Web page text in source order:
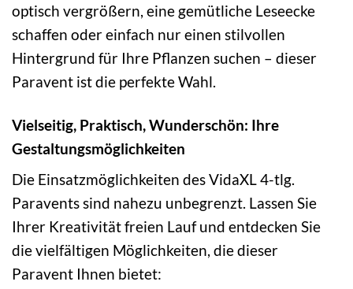
optisch vergrößern, eine gemütliche Leseecke
schaffen oder einfach nur einen stilvollen
Hintergrund für Ihre Pflanzen suchen – dieser
Paravent ist die perfekte Wahl.
Vielseitig, Praktisch, Wunderschön: Ihre
Gestaltungsmöglichkeiten
Die Einsatzmöglichkeiten des VidaXL 4-tlg.
Paravents sind nahezu unbegrenzt. Lassen Sie
Ihrer Kreativität freien Lauf und entdecken Sie
die vielfältigen Möglichkeiten, die dieser
Paravent Ihnen bietet: